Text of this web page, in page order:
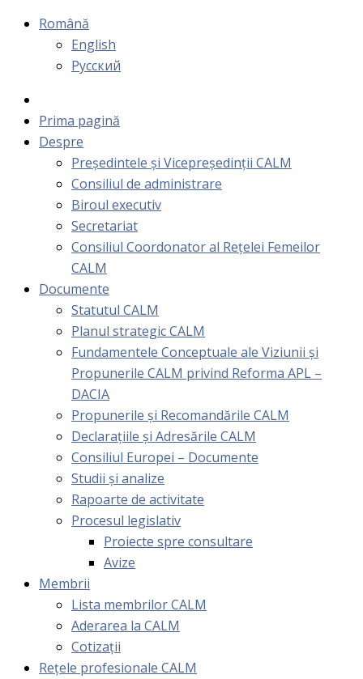
Română
English
Русский
Prima pagină
Despre
Președintele și Vicepreședinții CALM
Consiliul de administrare
Biroul executiv
Secretariat
Consiliul Coordonator al Rețelei Femeilor
CALM
Documente
Statutul CALM
Planul strategic CALM
Fundamentele Conceptuale ale Viziunii și
Propunerile CALM privind Reforma APL –
DACIA
Propunerile și Recomandările CALM
Declarațiile și Adresările CALM
Consiliul Europei – Documente
Studii și analize
Rapoarte de activitate
Procesul legislativ
Proiecte spre consultare
Avize
Membrii
Lista membrilor CALM
Aderarea la CALM
Cotizaţii
Rețele profesionale CALM